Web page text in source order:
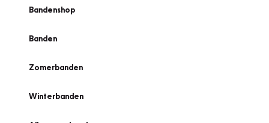
Bandenshop
Banden
Zomerbanden
Winterbanden